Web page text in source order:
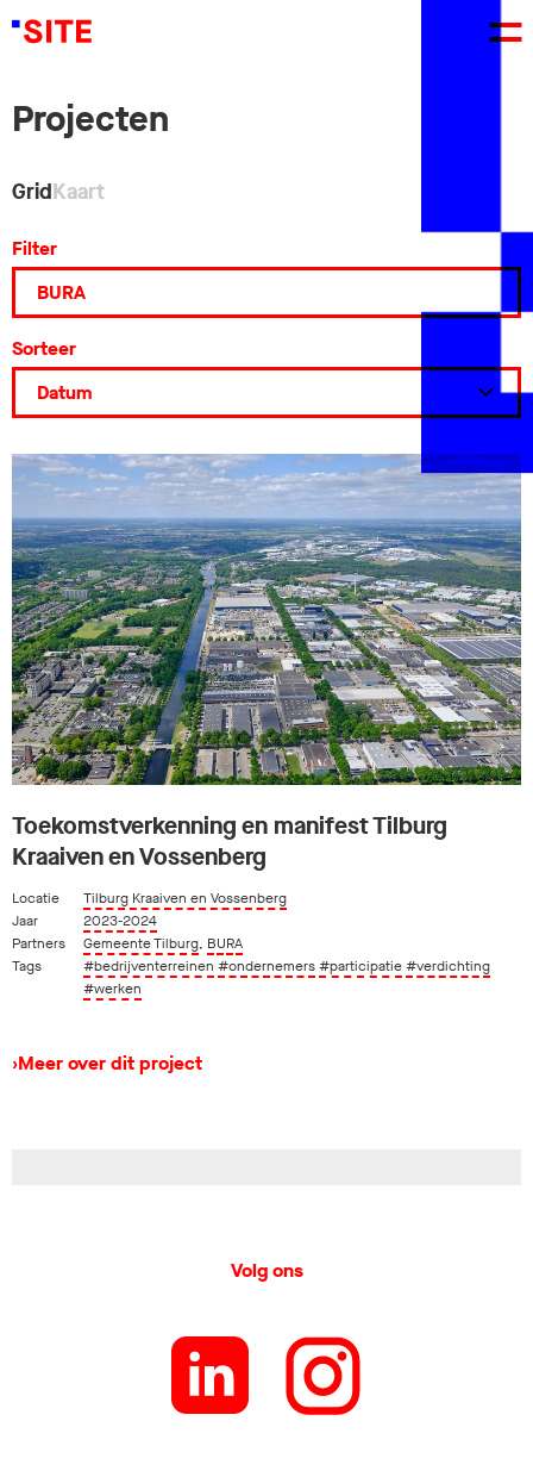
Projecten
GridKaart
Filter
Sorteer
Toekomstverkenning en manifest Tilburg
Kraaiven en Vossenberg
Locatie
Tilburg Kraaiven en Vossenberg
Jaar
2023-2024
Partners
Gemeente Tilburg, BURA
Tags
#bedrijventerreinen #ondernemers#participatie#verdichting
#werken
›Meer over dit project
Volg ons